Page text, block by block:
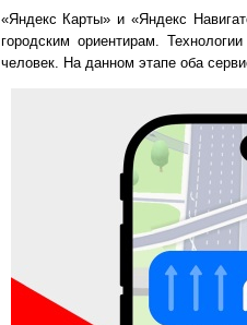
«Яндекс Карты» и «Яндекс
городским ориентирам.
человек. На данном этапе оба